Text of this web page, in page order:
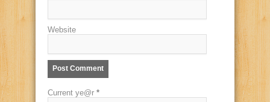
Website
Current ye@r *